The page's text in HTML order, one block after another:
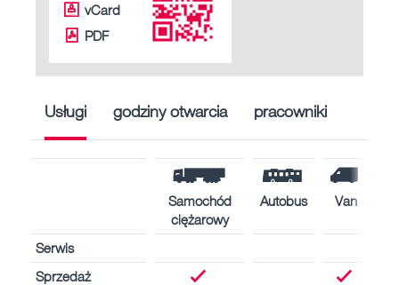
vCard
PDF
Usługi godziny otwarcia pracowniki
Samochód
ciężarowy
Autobus Van
Serwis
Sprzedaż